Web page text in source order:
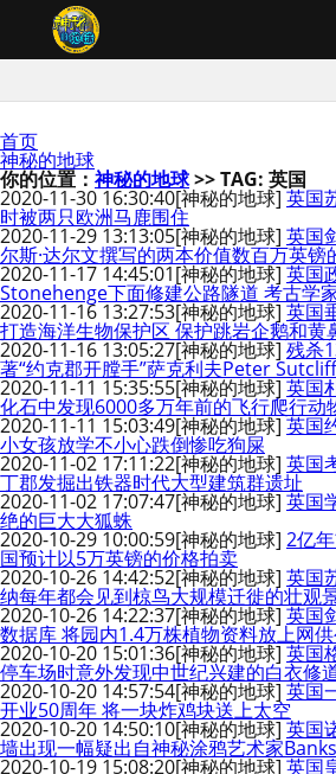
首页
神秘的地球
你的位置：神秘的地球>> TAG: 英国
2020-11-30 16:30:40[神秘的地球] 英国
时被两只欧洲马鹿围住
2020-11-29 13:13:05[神秘的地球] 英国
尔斯·达尔文撰写的两本价值数百万英
2020-11-17 14:45:01[神秘的地球]英国
Stonehenge下面修建公路隧道 考古学
2020-11-16 13:27:53[神秘的地球] 英国
打造海洋生物保护区 保护跳岩企鹅和黄
2020-11-16 13:05:27[神秘的地球]残杀
著“约克郡开膛手”萨克利夫Peter
2020-11-11 15:35:55[神秘的地球] 英国
化石中发现6000多万年前的飞行爬行动
2020-11-11 15:03:49[神秘的地球]英国
小女孩放学不小心跌倒惨吃狗屎
2020-11-02 17:11:22[神秘的地球] 英国
丁郡发掘出铁器时代大型建筑群遗址
2020-11-02 17:07:47[神秘的地球] 英国
绝的巨大大狐蛛
2020-10-29 10:00:59[神秘的地球] 2亿
国预计以5万英镑的价格拍卖
2020-10-26 14:42:52[神秘的地球] 英国
纳每年都会见到椋鸟大规模迁徙的壮观
2020-10-26 14:22:37[神秘的地球] 英国
数据库 将园内1.4万株植物资料放上网
2020-10-20 15:01:36[神秘的地球] 英国
停车场时意外发现中世纪兴建的白衣修
2020-10-20 14:57:54[神秘的地球] 英国
开业50周年 将一块炸鸡块送上太空
2020-10-20 14:50:10[神秘的地球] 英国
墙出现一幅疑出自神秘涂鸦艺术家
2020-10-19 15:08:20[神秘的地球] 英国